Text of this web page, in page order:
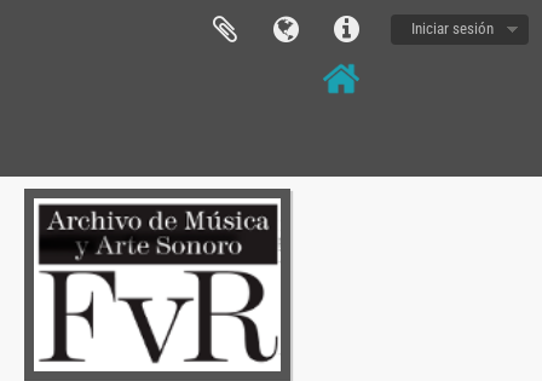
Iniciar sesión